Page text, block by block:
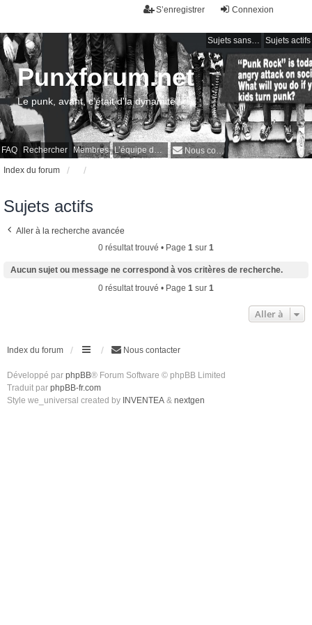
Connexion
S’enregistrer
Sujets sans réponse Sujets actifs
FAQ Rechercher Membres L’équipe du forum Nous contacter
Punxforum.net
Le punk, avant, c'était d'la dynamite !
Index du forum
Sujets actifs
Aller à la recherche avancée
0 résultat trouvé • Page 1 sur 1
Aucun sujet ou message ne correspond à vos critères de recherche.
0 résultat trouvé • Page 1 sur 1
Aller à
Index du forum Nous contacter
Développé par phpBB® Forum Software © phpBB Limited
Traduit par phpBB-fr.com
Style we_universal created by INVENTEA & nextgen